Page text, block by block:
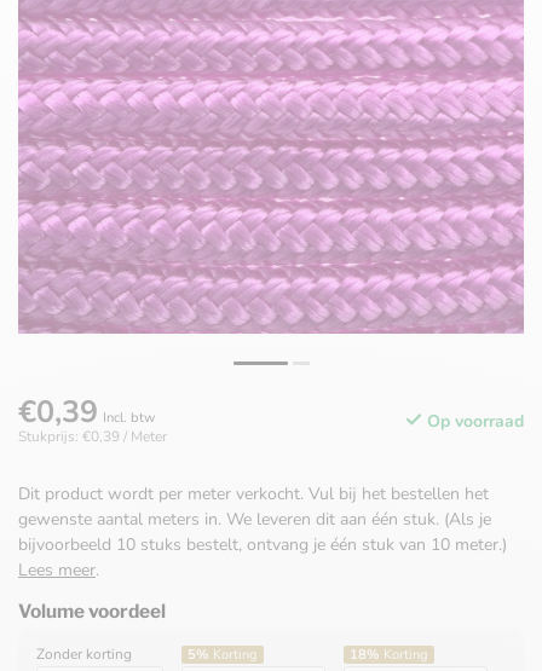
€0,39 Incl. btw
Stukprijs: €0,39 / Meter
Op voorraad
Dit product wordt per meter verkocht. Vul bij het bestellen het
gewenste aantal meters in. We leveren dit aan één stuk. (Als je
bijvoorbeeld 10 stuks bestelt, ontvang je één stuk van 10 meter.)
Lees meer.
Volume voordeel
Zonder korting 5% Korting 18% Korting